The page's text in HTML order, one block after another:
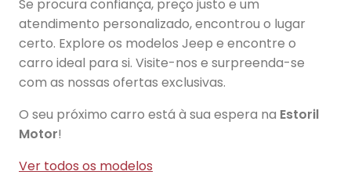
Se procura confiança, preço justo e um
atendimento personalizado, encontrou o lugar
certo. Explore os modelos Jeep e encontre o
carro ideal para si. Visite-nos e surpreenda-se
com as nossas ofertas exclusivas.
O seu próximo carro está à sua espera na Estoril
Motor!
Ver todos os modelos